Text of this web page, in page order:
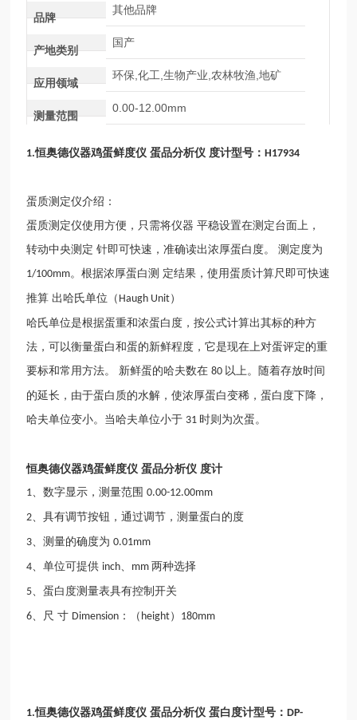
品牌
其他品牌
产地类别
国产
应用领域
环保,化工,生物产业,农林牧渔,地矿
测量范围
0.00-12.00mm
1.恒奥德仪器鸡蛋鲜度仪 蛋品分析仪 度计型号：H17934
蛋质测定仪介绍：
蛋质测定仪使用方便，只需将仪器 平稳设置在测定台面上，
转动中央测定 针即可快速，准确读出浓厚蛋白度。 测定度为
1/100mm。根据浓厚蛋白测 定结果，使用蛋质计算尺即可快速
推算 出哈氏单位（ Haugh Unit）
哈氏单位是根据蛋重和浓蛋白度，按公式计算出其标的种方
法，可以衡量蛋白和蛋的新鲜程度，它是现在上对蛋评定的重
要标和常用方法。
新鲜蛋的哈夫数在80 以上。随着存放时间
的延长，由于蛋白质的水解，使浓厚蛋白变稀，蛋白度下降，
哈夫单位变小。当哈夫单位小于 31 时则为次蛋。
恒奥德仪器鸡蛋鲜度仪 蛋品分析仪 度计
1 、数字显示，测量范围0.00-12.00mm
2 、具有调节按钮，通过调节，测量蛋白的度
3 、测量的确度为0.01mm
4 、单位可提供inch mm 两种选择
5 、蛋白度测量表具有控制开关
6 、尺 寸 Dimension ：（ height） 180mm
1.恒奥德仪器鸡蛋鲜度仪 蛋品分析仪 蛋白度计型号：DP-